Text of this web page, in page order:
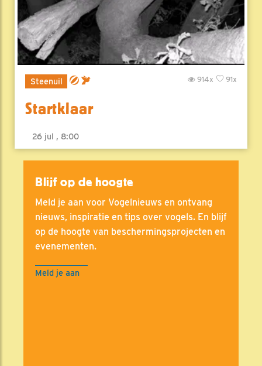
Steenuil 91x
914x
Startklaar
26 jul , 8:00
Blijf op de hoogte
Meld je aan voor Vogelnieuws en ontvang
nieuws, inspiratie en tips over vogels. En blijf
op de hoogte van beschermingsprojecten en
evenementen.
Meld je aan